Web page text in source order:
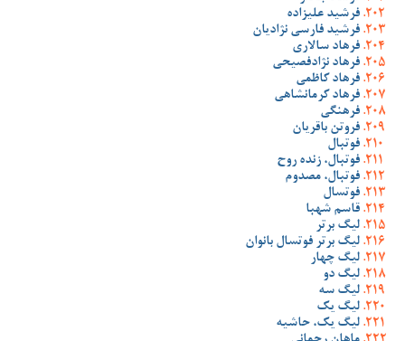
فرشید علیزاده
فرشید فارسی نژادیان
فرهاد سالاری
فرهاد نژادفصیحی
فرهاد کاظمی
فرهاد کرمانشاهی
فرهنگی
فروتن باقریان
فوتبال
فوتبال، زنده روح
فوتبال، مصدوم
فوتسال
قاسم شهبا
لیگ برتر
لیگ برتر فوتسال بانوان
لیگ چهار
لیگ دو
لیگ سه
لیگ یک
لیگ یک، حاشیه